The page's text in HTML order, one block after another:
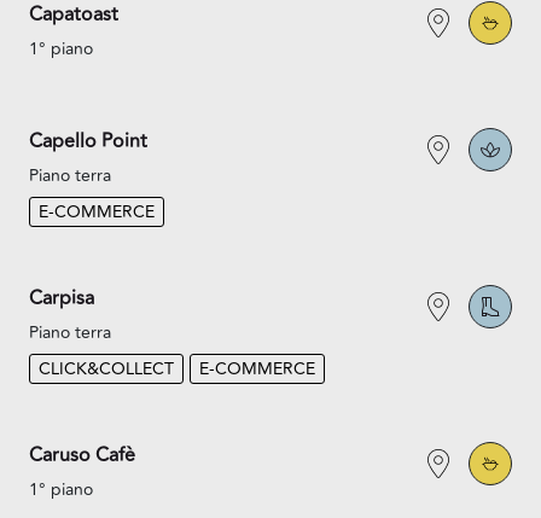
Capatoast
1° piano
Capello Point
Piano terra
E-COMMERCE
Carpisa
Piano terra
CLICK&COLLECT
E-COMMERCE
Caruso Cafè
1° piano